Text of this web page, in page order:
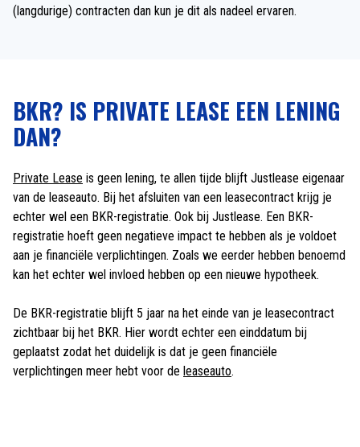
(langdurige) contracten dan kun je dit als nadeel ervaren.
BKR? IS PRIVATE LEASE EEN LENING
DAN?
Private Lease is geen lening, te allen tijde blijft Justlease eigenaar
van de leaseauto. Bij het afsluiten van een leasecontract krijg je
echter wel een BKR-registratie. Ook bij Justlease. Een BKR-
registratie hoeft geen negatieve impact te hebben als je voldoet
aan je financiële verplichtingen. Zoals we eerder hebben benoemd
kan het echter wel invloed hebben op een nieuwe hypotheek.
De BKR-registratie blijft 5 jaar na het einde van je leasecontract
zichtbaar bij het BKR. Hier wordt echter een einddatum bij
geplaatst zodat het duidelijk is dat je geen financiële
verplichtingen meer hebt voor de leaseauto.